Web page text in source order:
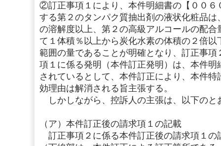
②訂正事項１により、本件明細書の【００６
する第２のタンパク質抽出剤の液状化粧品
の溶解度以上、第２の高級アルコールの配
て１体積％以上から炭化水素の体積の２倍
範囲の量であることが明確となり、訂正事
項１に係る発明（本件訂正発明）は、本件
されているとして、本件訂正により、本件
効理由は解消される旨主張する。
しかしながら、控訴人の主張は、以下のと
（ア）本件訂正後の請求項１の記載
訂正事項２に係る本件訂正後の請求項１の